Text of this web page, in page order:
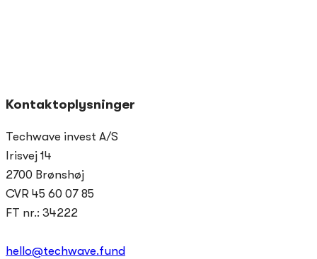
Kontaktoplysninger
Techwave invest A/S
Irisvej 14
2700 Brønshøj
CVR 45 60 07 85
FT nr.: 34222
hello@techwave.fund